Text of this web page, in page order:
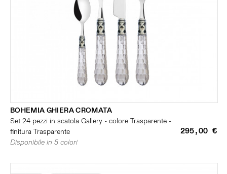
BOHEMIA GHIERA CROMATA
Set 24 pezzi in scatola Gallery - colore Trasparente -
finitura Trasparente
295,00 €
Disponibile in 5 colori